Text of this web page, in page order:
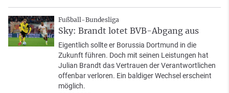
Fußball-Bundesliga
Sky: Brandt lotet BVB-Abgang aus
Eigentlich sollte er Borussia Dortmund in die
Zukunft führen. Doch mit seinen Leistungen hat
Julian Brandt das Vertrauen der Verantwortlichen
offenbar verloren. Ein baldiger Wechsel erscheint
möglich.